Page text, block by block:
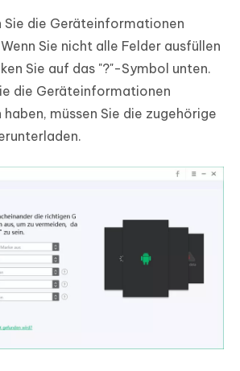
Sie die Geräteinformationen
Sie nicht alle Felder ausfüllen
Sie auf das "?"-Symbol unten.
die Geräteinformationen
müssen Sie die zugehörige